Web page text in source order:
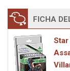
FICHA
Star